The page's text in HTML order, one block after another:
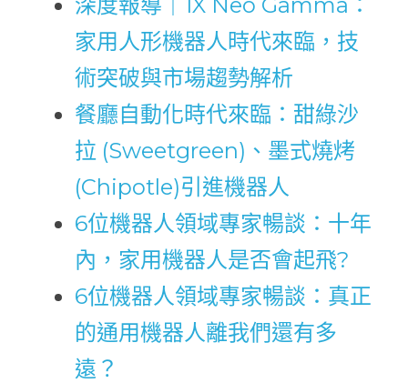
家用人形機器人時代來臨，技
術突破與市場趨勢解析
餐廳自動化時代來臨：甜綠沙
拉 (Sweetgreen)、墨式燒烤
(Chipotle)引進機器人
6位機器人領域專家暢談：十年
內，家用機器人是否會起飛?
6位機器人領域專家暢談：真正
的通用機器人離我們還有多
遠？